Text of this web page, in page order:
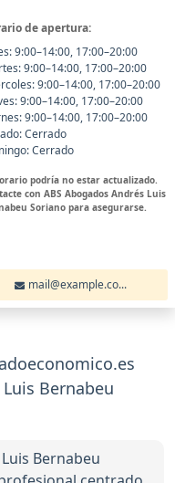
de apertura:
9:00–14:00, 17:00–20:00
9:00–14:00, 17:00–20:00
9:00–14:00, 17:00–20:00
9:00–14:00, 17:00–20:00
9:00–14:00, 17:00–20:00
Cerrado
Cerrado
podría no estar actualizado.
con ABS Abogados Andrés Luis
Soriano para asegurarse.
mail@example.co...
Bernabeu
Bernabeu